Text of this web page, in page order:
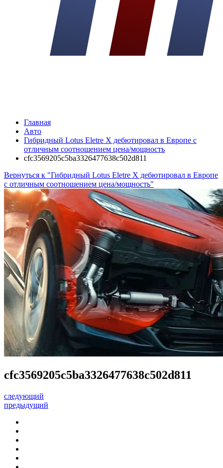
Главная
Авто
Гибридный Lotus Eletre X дебютировал в Европе с
отличным соотношением цена/мощность
cfc3569205c5ba3326477638c502d811
Вернуться к "Гибридный Lotus Eletre X дебютировал в Европе
с отличным соотношением цена/мощность"
cfc3569205c5ba3326477638c502d811
следующий
предыдущий